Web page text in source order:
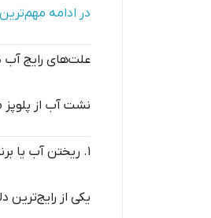
در ادامه مهم‌ترین
علت‌های رایج آب
نشت آب از پلوپز
۱. ریختن آب یا برنج بیش از حد
یکی از رایج‌ترین